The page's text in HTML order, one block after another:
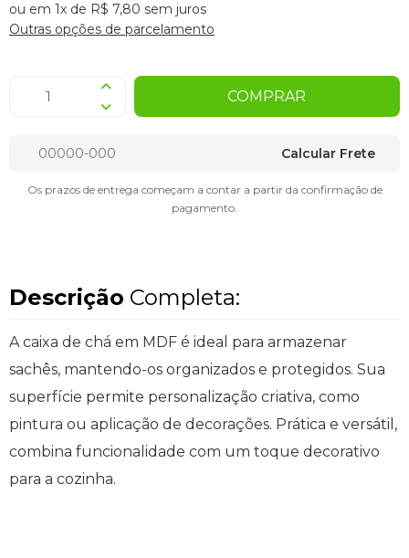
ou em 1x de R$ 7,80 sem juros
Outras opções de parcelamento
COMPRAR
Calcular Frete
Os prazos de entrega começam a contar a partir da confirmação de
pagamento.
Descrição Completa:
A caixa de chá em MDF é ideal para armazenar
sachês, mantendo-os organizados e protegidos. Sua
superfície permite personalização criativa, como
pintura ou aplicação de decorações. Prática e versátil,
combina funcionalidade com um toque decorativo
para a cozinha.